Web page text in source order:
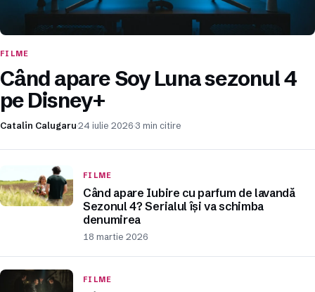
FILME
Când apare Soy Luna sezonul 4
pe Disney+
Catalin Calugaru 24 iulie 2026 3 min citire
FILME
Când apare Iubire cu parfum de lavandă
Sezonul 4? Serialul își va schimba
denumirea
18 martie 2026
FILME